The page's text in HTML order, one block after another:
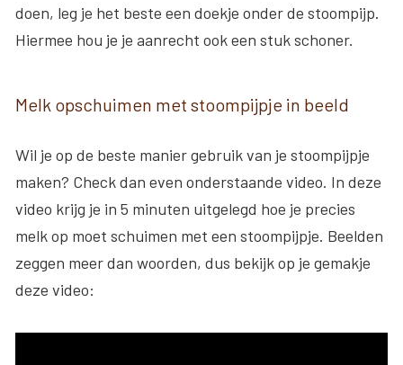
doen, leg je het beste een doekje onder de stoompijp.
Hiermee hou je je aanrecht ook een stuk schoner.
Melk opschuimen met stoompijpje in beeld
Wil je op de beste manier gebruik van je stoompijpje
maken? Check dan even onderstaande video. In deze
video krijg je in 5 minuten uitgelegd hoe je precies
melk op moet schuimen met een stoompijpje. Beelden
zeggen meer dan woorden, dus bekijk op je gemakje
deze video: